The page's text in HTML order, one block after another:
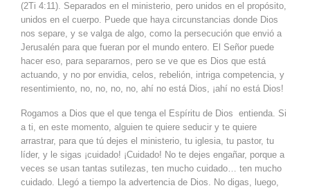
(2Ti 4:11). Separados en el ministerio, pero unidos en el propósito,
unidos en el cuerpo. Puede que haya circunstancias donde Dios
nos separe, y se valga de algo, como la persecución que envió a
Jerusalén para que fueran por el mundo entero. El Señor puede
hacer eso, para separarnos, pero se ve que es Dios que está
actuando, y no por envidia, celos, rebelión, intriga competencia, y
resentimiento, no, no, no, no, ahí no está Dios, ¡ahí no está Dios!
Rogamos a Dios que el que tenga el Espíritu de Dios entienda. Si
a ti, en este momento, alguien te quiere seducir y te quiere
arrastrar, para que tú dejes el ministerio, tu iglesia, tu pastor, tu
líder, y le sigas ¡cuidado! ¡Cuidado! No te dejes engañar, porque a
veces se usan tantas sutilezas, ten mucho cuidado… ten mucho
cuidado. Llegó a tiempo la advertencia de Dios. No digas, luego,